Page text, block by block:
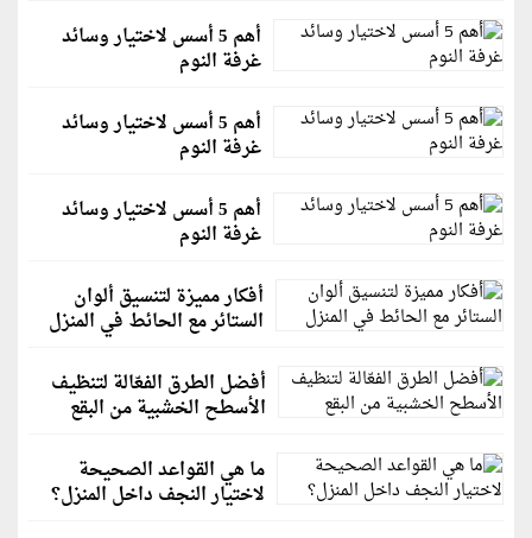
أهم 5 أسس لاختيار وسائد
غرفة النوم
أهم 5 أسس لاختيار وسائد
غرفة النوم
أهم 5 أسس لاختيار وسائد
غرفة النوم
أفكار مميزة لتنسيق ألوان
الستائر مع الحائط في المنزل
أفضل الطرق الفعّالة لتنظيف
الأسطح الخشبية من البقع
ما هي القواعد الصحيحة
لاختيار النجف داخل المنزل؟